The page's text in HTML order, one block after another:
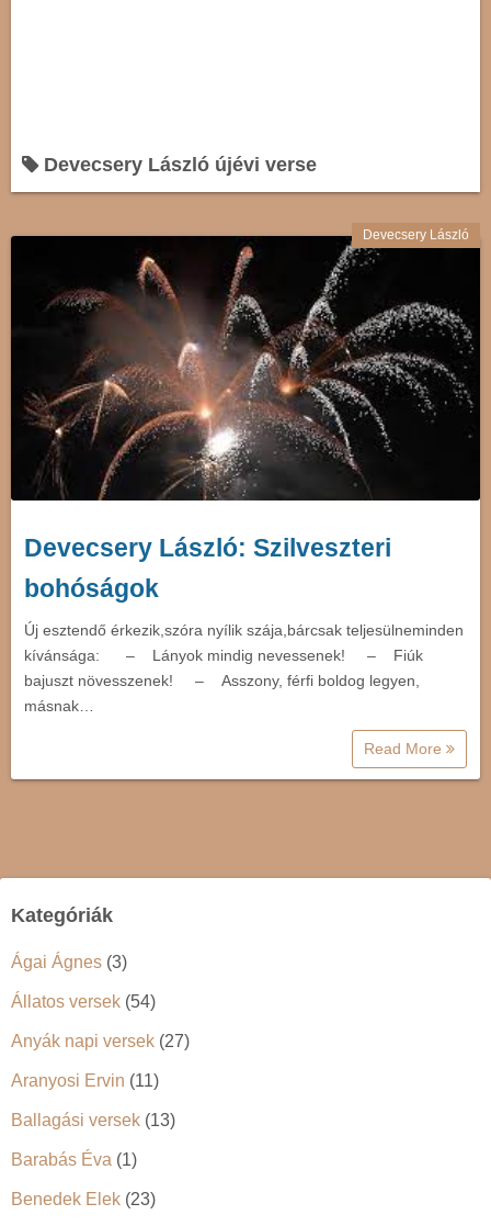
Devecsery László újévi verse
Devecsery László
Devecsery László: Szilveszteri
bohóságok
Új esztendő érkezik,szóra nyílik szája,bárcsak teljesülneminden
kívánsága: – Lányok mindig nevessenek! – Fiúk
bajuszt növesszenek! – Asszony, férfi boldog legyen,
másnak…
Read More
Kategóriák
Ágai Ágnes (3)
Állatos versek (54)
Anyák napi versek (27)
Aranyosi Ervin (11)
Ballagási versek (13)
Barabás Éva (1)
Benedek Elek (23)